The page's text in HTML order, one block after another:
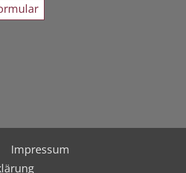
Priesterseminar auf
Priesterseminar auf
Impressum